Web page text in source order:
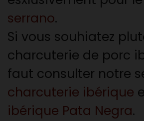
serrano.
Si vous souhiatez
charcuterie de porc
faut consulter notre
charcuterie ibérique
ibérique Pata Negra.